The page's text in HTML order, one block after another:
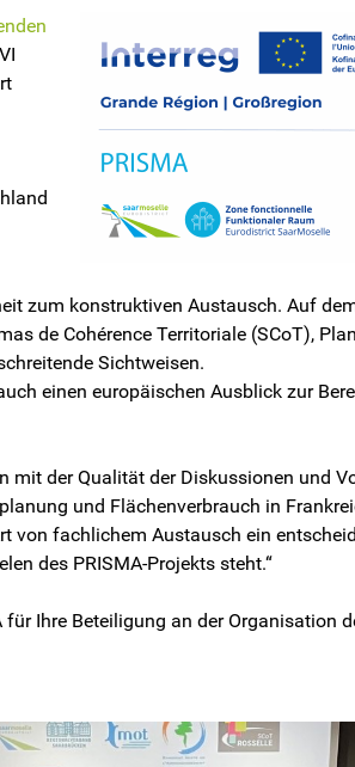
zum konstruktiven Austausch. Auf
de Cohérence Territoriale (SCoT),
Sichtweisen.
einen europäischen Ausblick zur
der Qualität der Diskussionen und
und Flächenverbrauch in
von fachlichem Austausch ein
des PRISMA-Projekts steht.“
Ihre Beteiligung an der Organisation